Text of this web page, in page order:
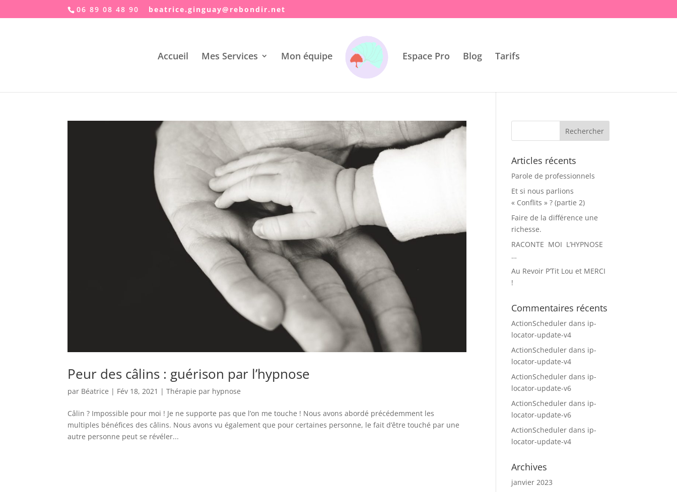
06 89 08 48 90 ten.r
idnob
er@ya
ugnig
.ecir
taeb
Accueil Mes Services Mon équipe Espace Pro Blog Tarifs
Peur des câlins : guérison par l’hypnose
par Béatrice | Fév 18, 2021 |Thérapie par hypnose
Câlin ? Impossible pour moi ! Je ne supporte pas que l’on me touche ! Nous avons abordé précédemment les
multiples bénéfices des câlins. Nous avons vu également que pour certaines personne, le fait d’être touché par une
autre personne peut se révéler...
Articles récents
Parole de professionnels
Et si nous parlions
« Conflits » ? (partie 2)
Faire de la différence une
richesse.
RACONTE MOI L’HYPNOSE
…
Au Revoir P’Tit Lou et MERCI
!
Commentaires récents
ActionScheduler dans ip-
locator-update-v4
ActionScheduler dans ip-
locator-update-v4
ActionScheduler dans ip-
locator-update-v6
ActionScheduler dans ip-
locator-update-v6
ActionScheduler dans ip-
locator-update-v4
Archives
janvier 2023